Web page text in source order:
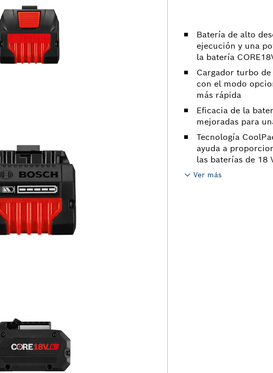
Batería de alto
ejecución y una
la batería
Cargador turbo
con el modo
más rápida
Eficacia de la
mejoradas para
Tecnología
ayuda a
las baterías de 18
Ver más